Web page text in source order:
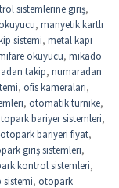
sistemlerine giriş,
, manyetik kartlı
sistemi, metal kapı
okuyucu, mikado
takip, numaradan
, ofis kameraları,
, otomatik turnike,
bariyer sistemleri,
otopark bariyeri fiyat,
giriş sistemleri,
kontrol sistemleri,
, otopark